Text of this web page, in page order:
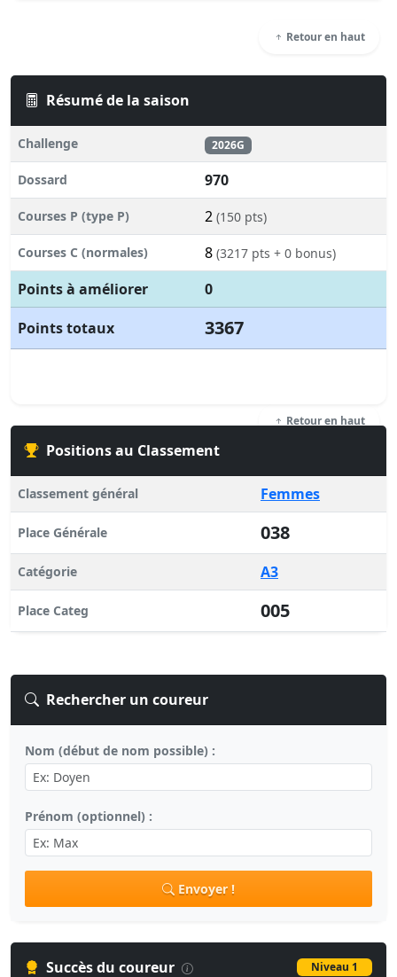
Retour en haut
Résumé de la saison
Challenge 2026G
Dossard 970
Courses P (type P) 2 (150 pts)
Courses C (normales) 8 (3217 pts + 0 bonus)
Points à améliorer
0
Points totaux
3367
Retour en haut
Positions au Classement
Classement général Femmes
Place Générale 038
Catégorie A3
Place Categ 005
Rechercher un coureur
Nom (début de nom possible) :
Prénom (optionnel) :
Envoyer !
Succès du coureur Niveau 1